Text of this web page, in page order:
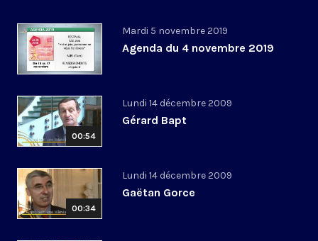
Mardi 5 novembre 2019
Agenda du 4 novembre 2019
00:54
Lundi 14 décembre 2009
Gérard Bapt
00:34
Lundi 14 décembre 2009
Gaëtan Gorce